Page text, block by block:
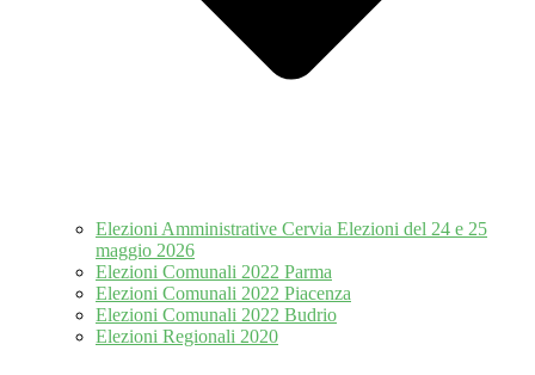
Elezioni Amministrative Cervia Elezioni del 24 e 25
maggio 2026
Elezioni Comunali 2022 Parma
Elezioni Comunali 2022 Piacenza
Elezioni Comunali 2022 Budrio
Elezioni Regionali 2020